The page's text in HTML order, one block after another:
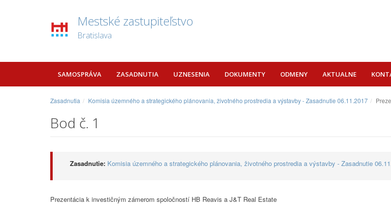
Mestské zastupiteľstvo
Bratislava
SAMOSPRÁVA ZASADNUTIA UZNESENIA DOKUMENTY ODMENY AKTUALNE
Zasadnutia Komisia územného a strategického plánovania, životného prostredia a výstavby - Zasadnutie 06.11.2017
Bod č. 1
Zasadnutie: Komisia územného a strategického plánovania, životného prostredia a výstavby - Zasadnutie
Prezentácia k investičným zámerom spoločností HB Reavis a J&T Real Estate